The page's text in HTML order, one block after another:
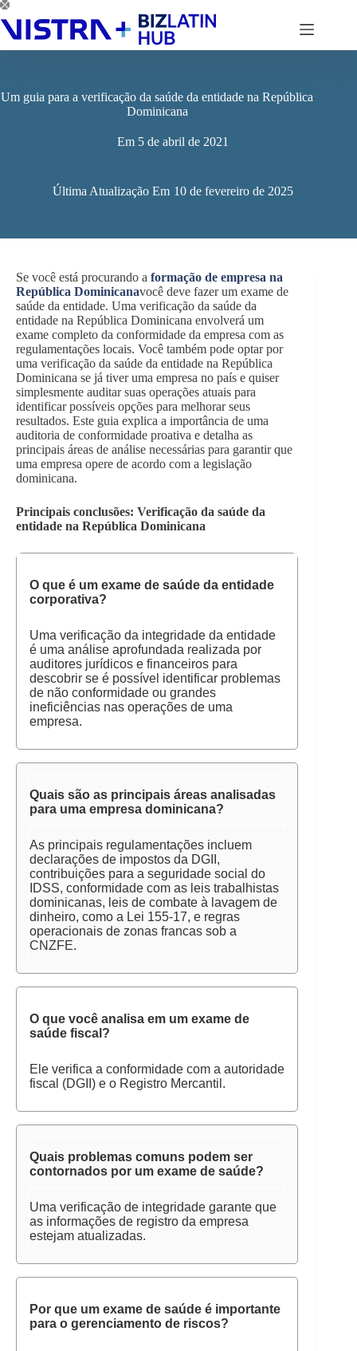
Pular
para
conteúdo
Um guia para a verificação da saúde da entidade na República
Dominicana
Em 5 de abril de 2021
Última Atualização Em 10 de fevereiro de 2025
Se você está procurando a formação de empresa na
República Dominicanavocê deve fazer um exame de
saúde da entidade. Uma verificação da saúde da
entidade na República Dominicana envolverá um
exame completo da conformidade da empresa com as
regulamentações locais. Você também pode optar por
uma verificação da saúde da entidade na República
Dominicana se já tiver uma empresa no país e quiser
simplesmente auditar suas operações atuais para
identificar possíveis opções para melhorar seus
resultados. Este guia explica a importância de uma
auditoria de conformidade proativa e detalha as
principais áreas de análise necessárias para garantir que
uma empresa opere de acordo com a legislação
dominicana.
Principais conclusões: Verificação da saúde da
entidade na República Dominicana
O que é um exame de saúde da entidade
corporativa?
Uma verificação da integridade da entidade
é uma análise aprofundada realizada por
auditores jurídicos e financeiros para
descobrir se é possível identificar problemas
de não conformidade ou grandes
ineficiências nas operações de uma
empresa.
Quais são as principais áreas analisadas
para uma empresa dominicana?
As principais regulamentações incluem
declarações de impostos da DGII,
contribuições para a seguridade social do
IDSS, conformidade com as leis trabalhistas
dominicanas, leis de combate à lavagem de
dinheiro, como a Lei 155-17, e regras
operacionais de zonas francas sob a
CNZFE.
O que você analisa em um exame de
saúde fiscal?
Ele verifica a conformidade com a autoridade
fiscal (DGII) e o Registro Mercantil.
Quais problemas comuns podem ser
contornados por um exame de saúde?
Uma verificação de integridade garante que
as informações de registro da empresa
estejam atualizadas.
Por que um exame de saúde é importante
para o gerenciamento de riscos?